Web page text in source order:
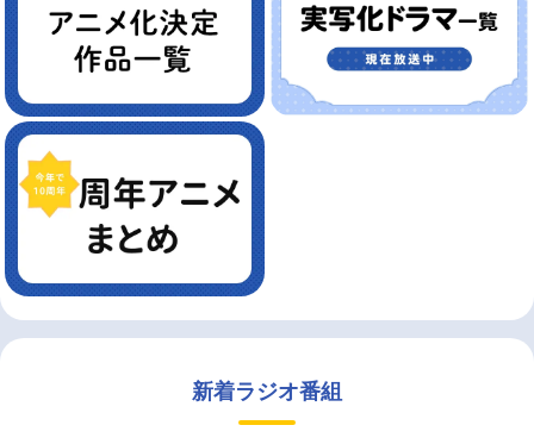
新着ラジオ番組